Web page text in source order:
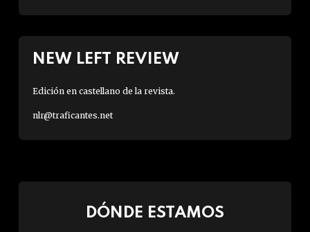
NEW LEFT REVIEW
Edición en castellano de la revista.
nlr@traficantes.net
DÓNDE ESTAMOS